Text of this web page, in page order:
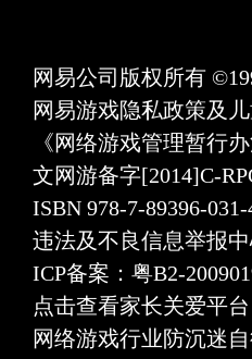
网易公司版权所有
网易游戏隐私政策及
《网络游戏管理暂行
文网游备字[2014]C-
ISBN 978-7-89396-031-
违法及不良信息举报
ICP备案：粤B2-
点击查看家长关爱平台
网络游戏行业防沉迷